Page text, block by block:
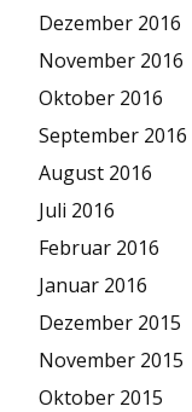
Dezember 2016
November 2016
Oktober 2016
September 2016
August 2016
Juli 2016
Februar 2016
Januar 2016
Dezember 2015
November 2015
Oktober 2015